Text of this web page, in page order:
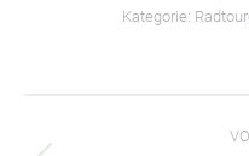
Kategorie: